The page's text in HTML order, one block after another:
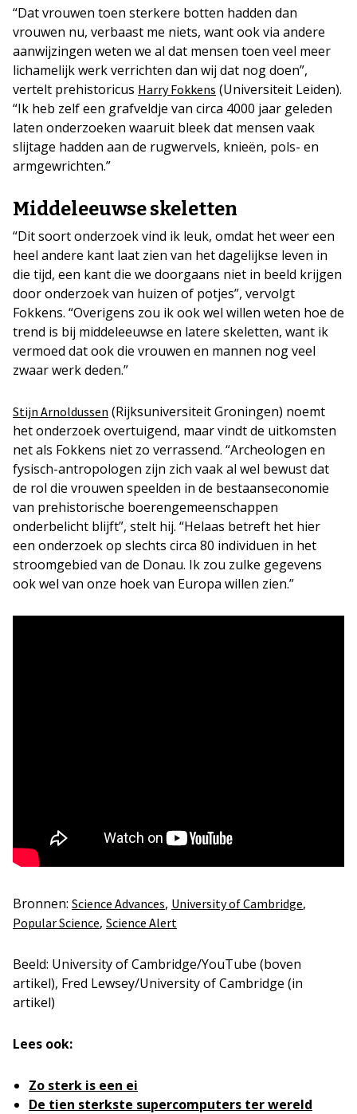
“Dat vrouwen toen sterkere botten hadden dan
vrouwen nu, verbaast me niets, want ook via andere
aanwijzingen weten we al dat mensen toen veel meer
lichamelijk werk verrichten dan wij dat nog doen”,
vertelt prehistoricus Harry Fokkens (Universiteit Leiden).
“Ik heb zelf een grafveldje van circa 4000 jaar geleden
laten onderzoeken waaruit bleek dat mensen vaak
slijtage hadden aan de rugwervels, knieën, pols- en
armgewrichten.”
Middeleeuwse skeletten
“Dit soort onderzoek vind ik leuk, omdat het weer een
heel andere kant laat zien van het dagelijkse leven in
die tijd, een kant die we doorgaans niet in beeld krijgen
door onderzoek van huizen of potjes”, vervolgt
Fokkens. “Overigens zou ik ook wel willen weten hoe de
trend is bij middeleeuwse en latere skeletten, want ik
vermoed dat ook die vrouwen en mannen nog veel
zwaar werk deden.”
Stijn Arnoldussen (Rijksuniversiteit Groningen) noemt
het onderzoek overtuigend, maar vindt de uitkomsten
net als Fokkens niet zo verrassend. “Archeologen en
fysisch-antropologen zijn zich vaak al wel bewust dat
de rol die vrouwen speelden in de bestaanseconomie
van prehistorische boerengemeenschappen
onderbelicht blijft”, stelt hij. “Helaas betreft het hier
een onderzoek op slechts circa 80 individuen in het
stroomgebied van de Donau. Ik zou zulke gegevens
ook wel van onze hoek van Europa willen zien.”
Bronnen: Science Advances, University of Cambridge,
Popular Science, Science Alert
Beeld: University of Cambridge/YouTube (boven
artikel), Fred Lewsey/University of Cambridge (in
artikel)
Lees ook:
Zo sterk is een ei
De tien sterkste supercomputers ter wereld